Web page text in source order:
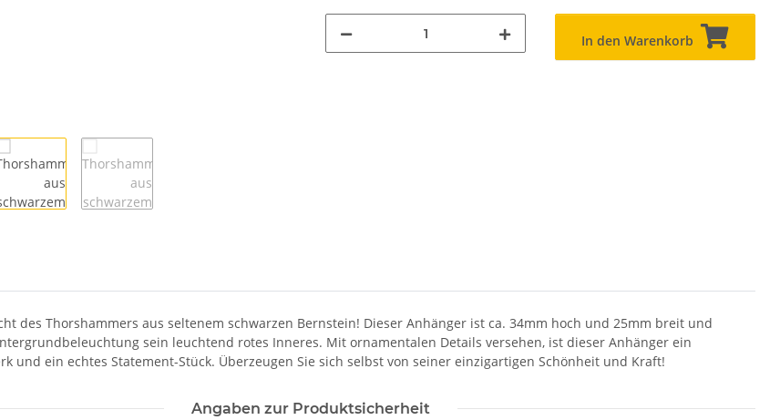
In den Warenkorb
des Thorshammers aus seltenem schwarzen Bernstein! Dieser Anhänger ist ca. 34mm hoch und 25mm breit und
sein leuchtend rotes Inneres. Mit ornamentalen Details versehen, ist dieser Anhänger ein
und ein echtes Statement-Stück. Überzeugen Sie sich selbst von seiner einzigartigen Schönheit und Kraft!
Angaben zur Produktsicherheit